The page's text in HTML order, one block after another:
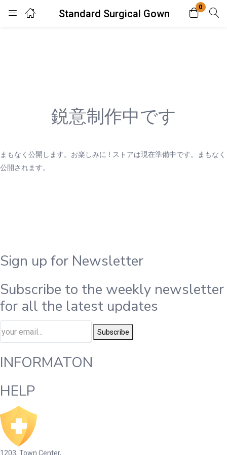
Standard Surgical Gown
0
Login
鋭意制作中です
まもなく公開します。お楽しみに ! ストアは現在準備中です。まもなく
公開されます。
Sign up for Newsletter
Subscribe to the weekly newsletter
for all the latest updates
Subscribe
INFORMATON
HELP
1203, Town Center,